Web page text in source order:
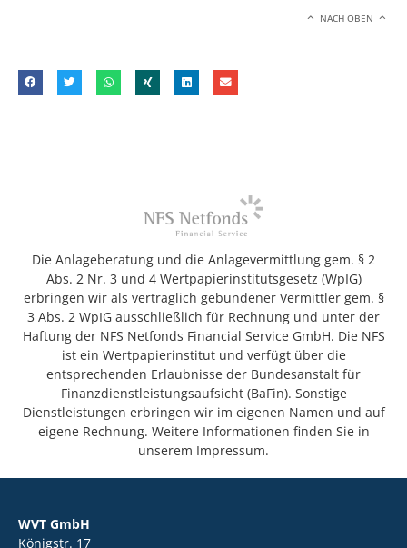
NACH OBEN
Die Anlageberatung und die Anlagevermittlung gem. § 2
Abs. 2 Nr. 3 und 4 Wertpapierinstitutsgesetz (WpIG)
erbringen wir als vertraglich gebundener Vermittler gem. §
3 Abs. 2 WpIG ausschließlich für Rechnung und unter der
Haftung der NFS Netfonds Financial Service GmbH. Die NFS
ist ein Wertpapierinstitut und verfügt über die
entsprechenden Erlaubnisse der Bundesanstalt für
Finanzdienstleistungsaufsicht (BaFin). Sonstige
Dienstleistungen erbringen wir im eigenen Namen und auf
eigene Rechnung. Weitere Informationen finden Sie in
unserem Impressum.
WVT GmbH
Königstr. 17